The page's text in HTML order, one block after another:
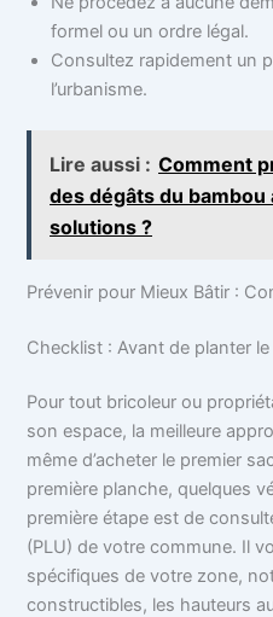
formel ou un ordre légal.
Consultez rapidement un
l’urbanisme.
Lire aussi : Comment
des dégâts du
solutions ?
Prévenir pour Mieux Bâtir :
Checklist : Avant de planter
Pour tout bricoleur ou
son espace, la meilleure
même d’acheter le premier
première planche, quelques
première étape est de
(PLU) de votre commune. Il
spécifiques de votre zone,
constructibles, les hauteurs